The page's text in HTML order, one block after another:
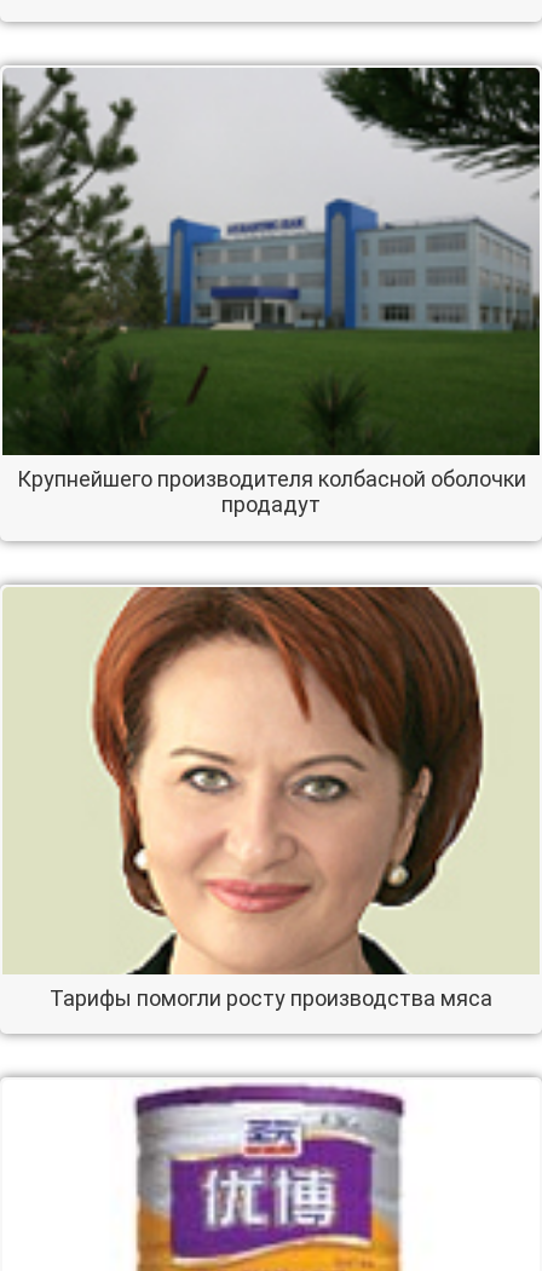
Крупнейшего производителя колбасной оболочки
продадут
Тарифы помогли росту производства мяса